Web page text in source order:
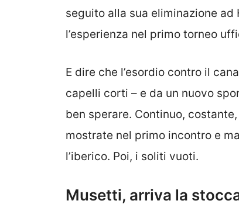
seguito alla sua eliminazione
l’esperienza nel primo torneo
E dire che l’esordio contro il
capelli corti – e da un nuovo
ben sperare. Continuo,
mostrate nel primo incontro e
l’iberico. Poi, i soliti vuoti.
Musetti, arriva la